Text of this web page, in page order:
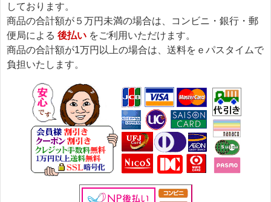
しております。
商品の合計額が５万円未満の場合は、コンビニ・銀行・郵
便局による 後払い をご利用いただけます。
商品の合計額が1万円以上の場合は、送料をｅパスタイムで
負担いたします。